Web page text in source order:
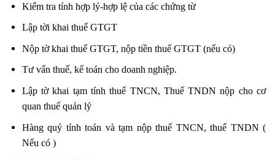
Kiểm tra tính hợp lý-hợp lệ của các chứng từ
Lập tời khai thuế GTGT
Nộp tờ khai thuế GTGT, nộp tiền thuế GTGT (nếu có)
Tư vấn thuế, kế toán cho doanh nghiệp.
Lập tờ khai tạm tính thuế TNCN, Thuế TNDN nộp cho cơ
quan thuế quản lý
Hàng quý tính toán và tạm nộp thuế TNCN, thuế TNDN (
Nếu có )